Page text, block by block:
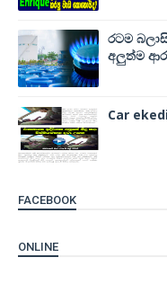
රටම
අලුත්ම
Car
FACEBOOK
ONLINE